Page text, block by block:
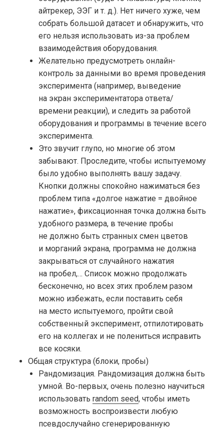
айтрекер, ЭЭГ и т. д.). Нет ничего хуже, чем
собрать большой датасет и обнаружить, что
его нельзя использовать из-за проблем
взаимодействия оборудования.
Желательно предусмотреть онлайн-
контроль за данными во время проведения
эксперимента (например, выведение
на экран экспериментатора ответа/
времени реакции), и следить за работой
оборудования и программы в течение всего
эксперимента.
Это звучит глупо, но многие об этом
забывают. Проследите, чтобы испытуемому
было удобно выполнять вашу задачу.
Кнопки должны спокойно нажиматься без
проблем типа «долгое нажатие = двойное
нажатие», фиксационная точка должна быть
удобного размера, в течение пробы
не должно быть странных смен цветов
и морганий экрана, программа не должна
закрываться от случайного нажатия
на пробел,… Список можно продолжать
бесконечно, но всех этих проблем разом
можно избежать, если поставить себя
на место испытуемого, пройти свой
собственный эксперимент, отпилотировать
его на коллегах и не полениться исправить
все косяки.
Общая структура (блоки, пробы)
Рандомизация. Рандомизация должна быть
умной. Во-первых, очень полезно научиться
использоватьrandom seed, чтобы иметь
возможность воспроизвести любую
псевдослучайно сгенерированную